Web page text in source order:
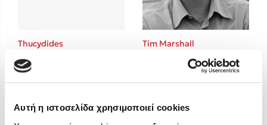
Αυτή η ιστοσελίδα χρησιμοποιεί cookies
Ali Hazelwood
Cori Doerrfeld
Pierdomenico Baccalario
Δανάη Ιμπραχήμ
Thucydides Tim Marshall